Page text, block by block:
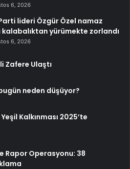
6, 2026
Parti lideri Özgür Özel namaz
kalabalıktan yürümekte zorlandı
6, 2026
Zafere Ulaştı
neden düşüyor?
Kalkınması 2025’te
Rapor Operasyonu: 38